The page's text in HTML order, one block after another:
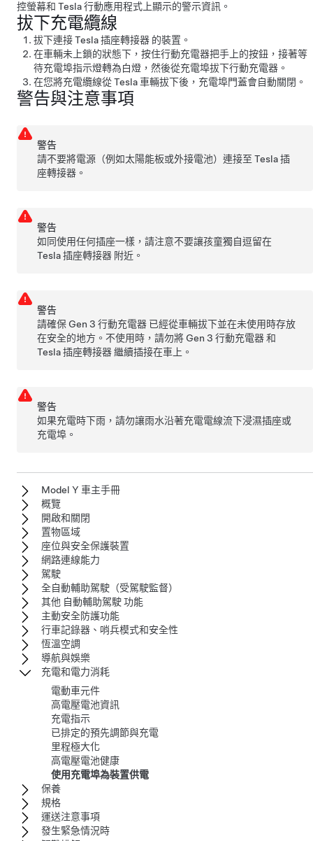
控螢幕和 Tesla 行動應用程式上顯示的警示資訊。
拔下充電纜線
拔下連接Tesla 插座轉接器 的裝置。
在車輛未上鎖的狀態下，按住行動充電器把手上的按鈕，接著等
待充電埠指示燈轉為白燈，然後從充電埠拔下行動充電器。
在您將充電纜線從 Tesla 車輛拔下後，充電埠門蓋會自動關閉。
警告與注意事項
警告
請不要將電源（例如太陽能板或外接電池）連接至Tesla 插
座轉接器 。
警告
如同使用任何插座一樣，請注意不要讓孩童獨自逗留在
Tesla 插座轉接器 附近。
警告
請確保 Gen 3 行動充電器 已經從車輛拔下並在未使用時存放
在安全的地方。不使用時，請勿將 Gen 3 行動充電器和
Tesla 插座轉接器繼續插接在車上。
警告
如果充電時下雨，請勿讓雨水沿著充電電線流下浸濕插座或
充電埠。
Model Y 車主手冊
概覽
開啟和關閉
置物區域
座位與安全保護裝置
網路連線能力
駕駛
全自動輔助駕駛（受駕駛監督）
其他 自動輔助駕駛 功能
主動安全防護功能
行車記錄器、哨兵模式和安全性
恆溫空調
導航與娛樂
充電和電力消耗
電動車元件
高電壓電池資訊
充電指示
已排定的預先調節與充電
里程極大化
高電壓電池健康
使用充電埠為裝置供電
保養
規格
運送注意事項
發生緊急情況時